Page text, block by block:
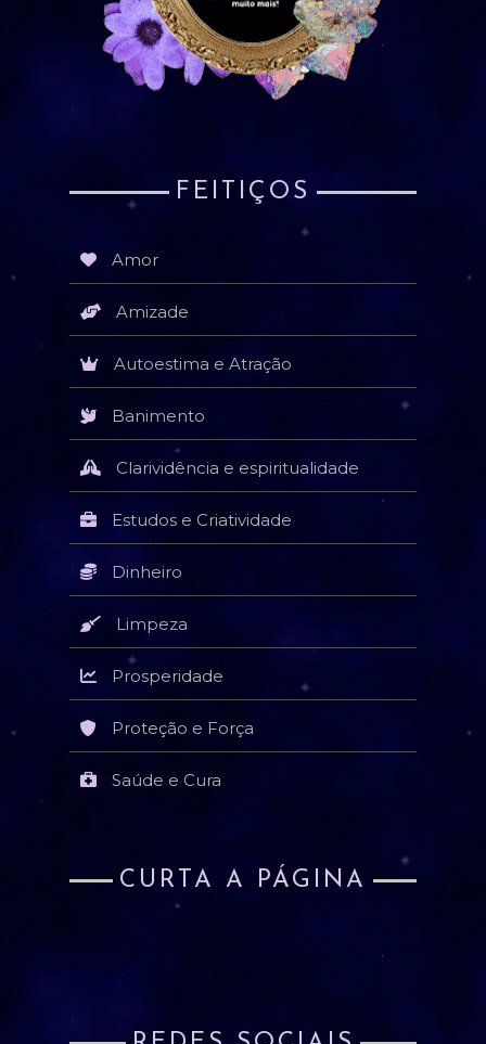
FEITIÇOS
Amor
Amizade
Autoestima e Atração
Banimento
Clarividência e espiritualidade
Estudos e Criatividade
Dinheiro
Limpeza
Prosperidade
Proteção e Força
Saúde e Cura
CURTA A PÁGINA